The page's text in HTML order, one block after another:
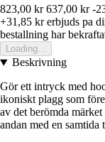
823,00 kr 637,00 kr -
+31,85 krerbjuds pa
bestallning har
Loading...
Beskrivning
Gör ett intryck med
ikoniskt plagg som
av det berömda
andan med en samtida